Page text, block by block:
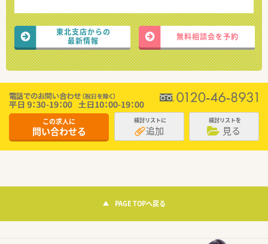
東北支店からの
最新情報
無料相談会を予約
この求人に
問い合わせる
検討リストに
追加
検討リストを
見る
PAGE TOPへ戻る